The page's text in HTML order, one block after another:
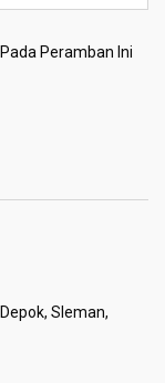
Peramban Ini
Sleman,